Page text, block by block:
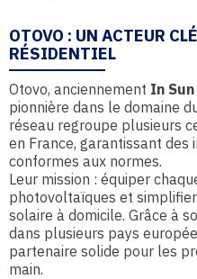
OTOVO : UN ACTEUR
RÉSIDENTIEL
Otovo, anciennement In
pionnière dans le domaine
réseau regroupe plusieurs
en France, garantissant
conformes aux normes.
Leur mission : équiper
photovoltaïques et
solaire à domicile. Grâce à
dans plusieurs pays
partenaire solide pour les
main.